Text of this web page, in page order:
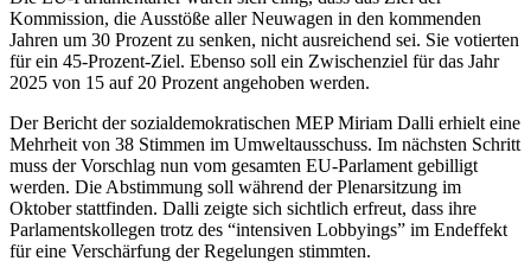
Kommission, die Ausstöße aller Neuwagen in den kommenden
Jahren um 30 Prozent zu senken, nicht ausreichend sei. Sie votierten
für ein 45-Prozent-Ziel. Ebenso soll ein Zwischenziel für das Jahr
2025 von 15 auf 20 Prozent angehoben werden.
Der Bericht der sozialdemokratischen MEP Miriam Dalli erhielt eine
Mehrheit von 38 Stimmen im Umweltausschuss. Im nächsten Schritt
muss der Vorschlag nun vom gesamten EU-Parlament gebilligt
werden. Die Abstimmung soll während der Plenarsitzung im
Oktober stattfinden. Dalli zeigte sich sichtlich erfreut, dass ihre
Parlamentskollegen trotz des “intensiven Lobbyings” im Endeffekt
für eine Verschärfung der Regelungen stimmten.